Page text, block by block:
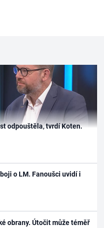
odpouštěla, tvrdí Koten.
o LM. Fanoušci uvidí i
obrany. Útočit může téměř